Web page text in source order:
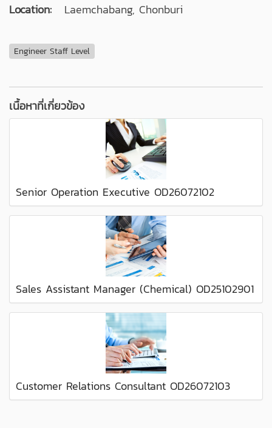
Location: Laemchabang, Chonburi
Engineer Staff Level
เนื้อหาที่เกี่ยวข้อง
Senior Operation Executive OD26072102
Sales Assistant Manager (Chemical) OD25102901
Customer Relations Consultant OD26072103